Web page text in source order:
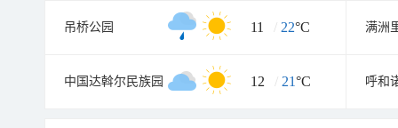
吊桥公园 11 / 22°C
中国达斡尔民族园 12 / 21°C 呼和